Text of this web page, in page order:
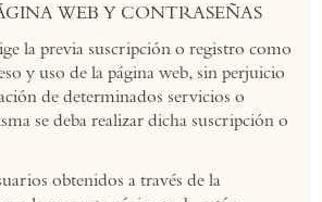
WEB Y CONTRASEÑAS
la previa suscripción o registro como
y uso de la página web, sin perjuicio
de determinados servicios o
se deba realizar dicha suscripción o
obtenidos a través de la